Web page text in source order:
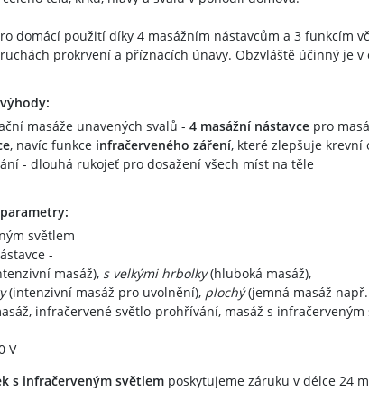
domácí použití díky 4 masážním nástavcům a 3 funkcím
prokrvení a příznacích únavy. Obzvláště účinný je
masáže unavených svalů - 4 masážní nástavcepro
, navíc funkce infračerveného záření, které zlepšuje krevní
- dlouhá rukojeť pro dosažení všech míst na těle
světlem
-
masáž), s velkými hrbolky(hluboká masáž),
(intenzivní masáž pro uvolnění), plochý(jemná masáž
infračervené světlo-prohřívání, masáž s infračerveným
V
s infračerveným světlemposkytujeme záruku v délce 24